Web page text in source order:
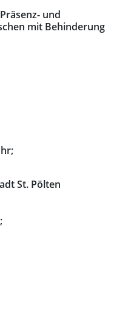
und
mit Behinderung
St. Pölten